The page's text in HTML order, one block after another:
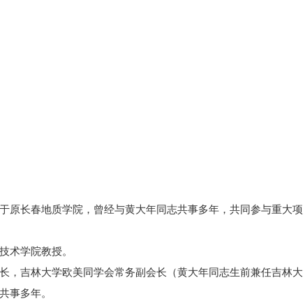
原长春地质学院，曾经与黄大年同志共事多年，共同参与重大项
术学院教授。
，吉林大学欧美同学会常务副会长（黄大年同志生前兼任吉林大
事多年。